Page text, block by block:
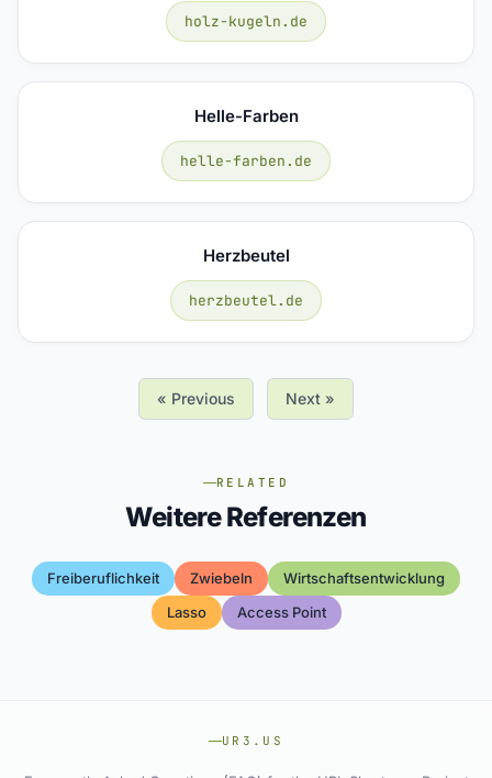
holz-kugeln.de
Helle-Farben
helle-farben.de
Herzbeutel
herzbeutel.de
« Previous Next »
RELATED
Weitere Referenzen
Freiberuflichkeit Zwiebeln
Wirtschaftsentwicklung
Lasso
Access Point
UR3.US